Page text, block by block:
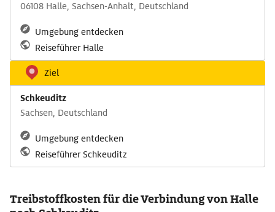
06108 Halle, Sachsen-Anhalt, Deutschland
Umgebung entdecken
Reiseführer Halle
Ziel
Schkeuditz
Sachsen, Deutschland
Umgebung entdecken
Reiseführer Schkeuditz
Treibstoffkosten für die Verbindung von Halle